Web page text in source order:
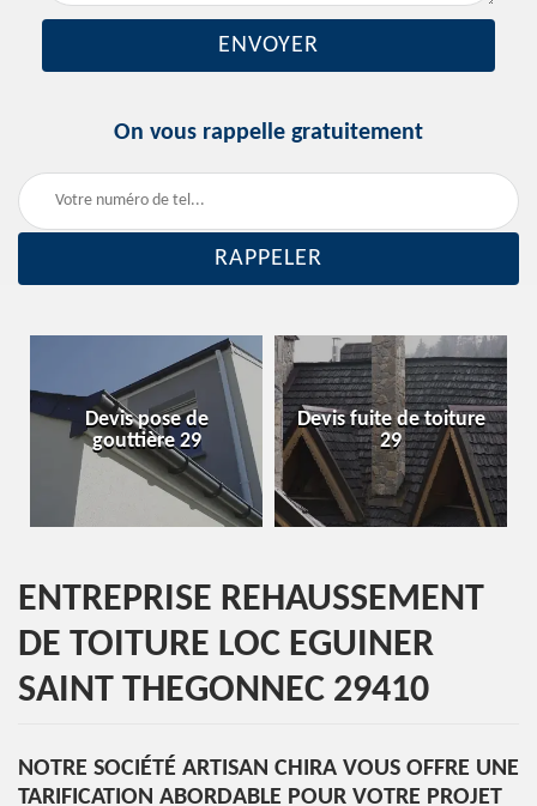
On vous rappelle gratuitement
de
Devis fuite de toiture
29
Entreprise de
29
ENTREPRISE REHAUSSEMENT
DE TOITURE LOC EGUINER
SAINT THEGONNEC 29410
NOTRE SOCIÉTÉ ARTISAN CHIRA VOUS OFFRE UNE
TARIFICATION ABORDABLE POUR VOTRE PROJET